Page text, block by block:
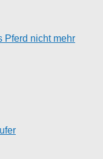
Pferd nicht mehr